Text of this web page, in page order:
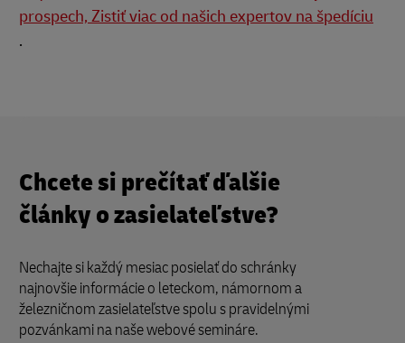
prospech, Zistiť viac od našich expertov na špedíciu
.
Chcete si prečítať ďalšie
články o zasielateľstve?
Nechajte si každý mesiac posielať do schránky
najnovšie informácie o leteckom, námornom a
železničnom zasielateľstve spolu s pravidelnými
pozvánkami na naše webové semináre.